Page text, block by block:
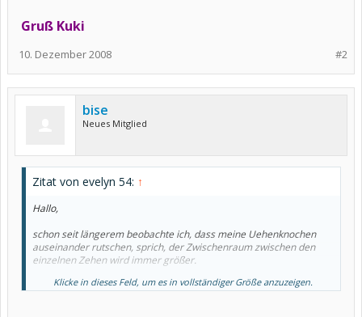
Gruß Kuki
#2
10. Dezember 2008
bise
Neues Mitglied
Zitat von evelyn 54: ↑
Hallo,
schon seit längerem beobachte ich, dass meine Uehenknochen
auseinander rutschen, sprich, der Zwischenraum zwischen den
einzelnen Zehen wird immer größer.
Es ist vielleicht eine dumme Frage, aber kann das Rheuma daran
Klicke in dieses Feld, um es in vollständiger Größe anzuzeigen.